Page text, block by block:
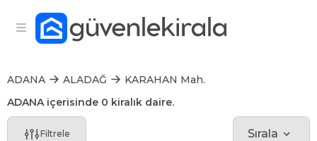
ADANA ALADAĞ
KARAHAN Mah.
ADANA içerisinde 0 kiralık daire.
Filtrele Sırala